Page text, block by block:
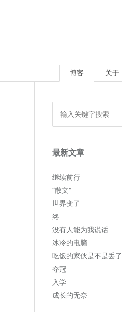
博客 关于
最新文章
继续前行
“散文”
世界变了
终
没有人能为我说话
冰冷的电脑
吃饭的家伙是不是丢了
夺冠
入学
成长的无奈